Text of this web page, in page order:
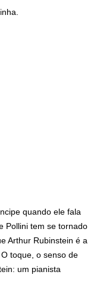
quando ele fala
Pollini tem se tornado
Arthur Rubinstein é a
toque, o senso de
um pianista